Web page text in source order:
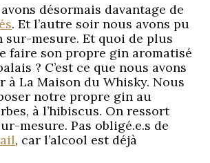
désormais davantage de
. Et l’autre soir nous avons pu
mesure. Et quoi de plus
faire son propre gin aromatisé
? C’est ce que nous avons
à La Maison du Whisky. Nous
notre propre gin au
à l’hibiscus. On ressort
mesure. Pas obligé.e.s de
, car l’alcool est déjà